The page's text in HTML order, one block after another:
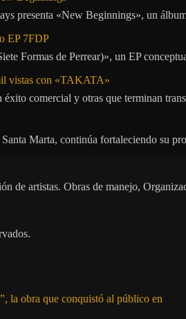
presenta «New Beginnings», un
EP 7FDP
Formas de Perrear)», un EP
vistas con «TAKATA»
comercial y otras que terminan
Marta, continúa fortaleciendo su
de artistas. Obras de manejo,
la obra que conquistó al público en